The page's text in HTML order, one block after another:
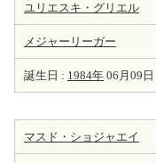
ユリエスキ・グリエル
メジャーリーガー
誕生日 : 1984年 06月09日
マスド・ショジャエイ